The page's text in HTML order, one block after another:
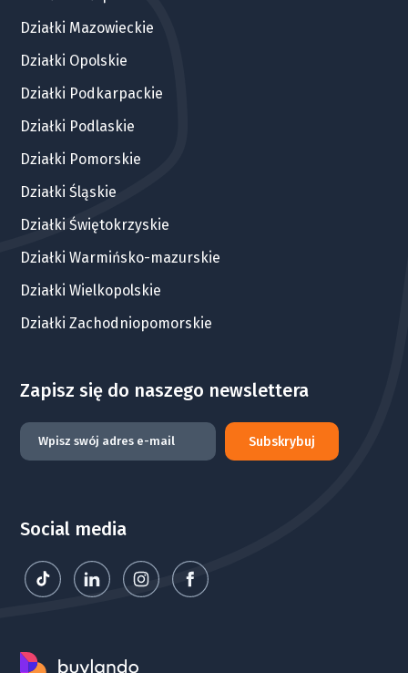
Działki Mazowieckie
Działki Opolskie
Działki Podkarpackie
Działki Podlaskie
Działki Pomorskie
Działki Śląskie
Działki Świętokrzyskie
Działki Warmińsko-mazurskie
Działki Wielkopolskie
Działki Zachodniopomorskie
Zapisz się do naszego newslettera
Subskrybuj
Social media